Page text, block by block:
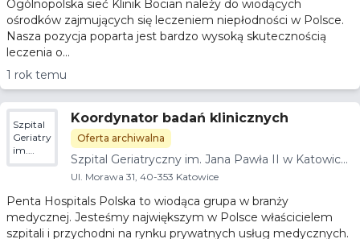
Ogólnopolska sieć Klinik Bocian należy do wiodących
ośrodków zajmujących się leczeniem niepłodności w Polsce.
Nasza pozycja poparta jest bardzo wysoką skutecznością
leczenia o...
1 rok temu
Szpital
Geriatryczny
im.
Jana
Katowicach
Koordynator badań klinicznych
Oferta archiwalna
Szpital Geriatryczny im. Jana Pawła II w Katowicac
h
Ul. Morawa 31, 40-353 Katowice
Penta Hospitals Polska to wiodąca grupa w branży
medycznej. Jesteśmy największym w Polsce właścicielem
szpitali i przychodni na rynku prywatnych usług medycznych.